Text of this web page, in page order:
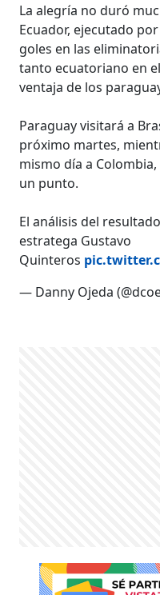
La alegría no duró
Ecuador, ejecutado
goles en las
tanto ecuatoriano en
ventaja de los
Paraguay visitará a
próximo martes,
mismo día a
un punto.
El análisis del
estratega Gustavo
Quinteros
— Danny Ojeda